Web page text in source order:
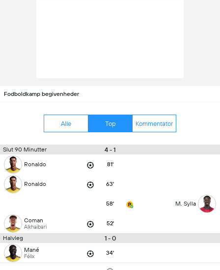
Fodboldkamp begivenheder
Alle Top Kommentator
Slut 90 Minutter 4 - 1
Ronaldo 81'
Ronaldo 63'
58' M. Sylla
Coman
Alkhaibari 52'
Halvleg 1 - 0
Mané
Félix 34'